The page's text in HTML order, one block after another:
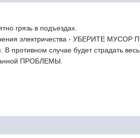
грязь в подъездах.
электричества - УБЕРИТЕ МУСОР
противном случае будет страдать
ПРОБЛЕМЫ.